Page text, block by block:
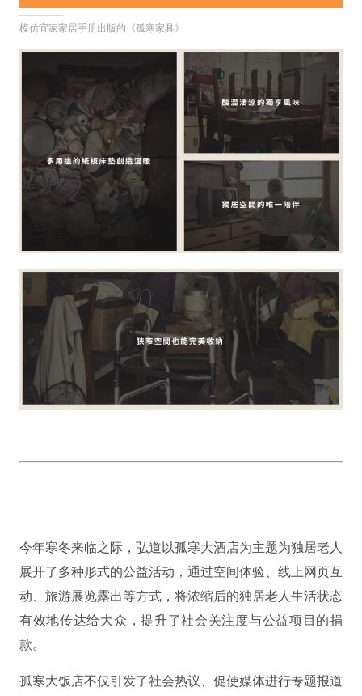
模仿宜家家居手册出版的《孤寒家具》
今年寒冬来临之际，弘道以孤寒大酒店为主题为独居老人
展开了多种形式的公益活动，通过空间体验、线上网页互
动、旅游展览露出等方式，将浓缩后的独居老人生活状态
有效地传达给大众，提升了社会关注度与公益项目的捐
款。
孤寒大饭店不仅引发了社会热议、促使媒体进行专题报道